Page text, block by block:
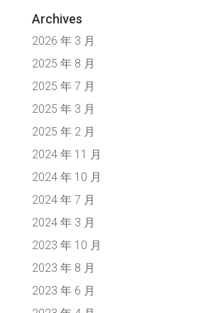
Archives
2026 年 3 月
2025 年 8 月
2025 年 7 月
2025 年 3 月
2025 年 2 月
2024 年 11 月
2024 年 10 月
2024 年 7 月
2024 年 3 月
2023 年 10 月
2023 年 8 月
2023 年 6 月